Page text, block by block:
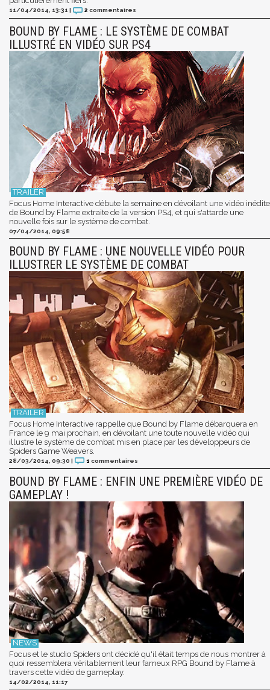
11/04/2014, 13:31 | 2 commentaires
BOUND BY FLAME : LE SYSTÈME DE COMBAT
ILLUSTRÉ EN VIDÉO SUR PS4
Focus Home Interactive débute la semaine en dévoilant une vidéo inédite
de Bound by Flame extraite de la version PS4, et qui s'attarde une
nouvelle fois sur le système de combat.
07/04/2014, 09:58
BOUND BY FLAME : UNE NOUVELLE VIDÉO POUR
ILLUSTRER LE SYSTÈME DE COMBAT
Focus Home Interactive rappelle que Bound by Flame débarquera en
France le 9 mai prochain, en dévoilant une toute nouvelle vidéo qui
illustre le système de combat mis en place par les développeurs de
Spiders Game Weavers.
28/03/2014, 09:30 | 1 commentaires
BOUND BY FLAME : ENFIN UNE PREMIÈRE VIDÉO DE
GAMEPLAY !
Focus et le studio Spiders ont décidé qu'il était temps de nous montrer à
quoi ressemblera véritablement leur fameux RPG Bound by Flame à
travers cette vidéo de gameplay.
14/02/2014, 11:17